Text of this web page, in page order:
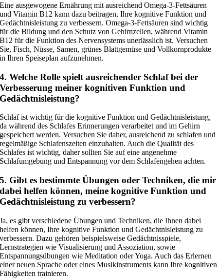
Eine ausgewogene Ernährung mit ausreichend Omega-3-Fettsäuren
und Vitamin B12 kann dazu beitragen, Ihre kognitive Funktion und
Gedächtnisleistung zu verbessern. Omega-3-Fettsäuren sind wichtig
für die Bildung und den Schutz von Gehirnzellen, während Vitamin
B12 für die Funktion des Nervensystems unerlässlich ist. Versuchen
Sie, Fisch, Nüsse, Samen, grünes Blattgemüse und Vollkornprodukte
in Ihren Speiseplan aufzunehmen.
4. Welche Rolle spielt ausreichender Schlaf bei der
Verbesserung meiner kognitiven Funktion und
Gedächtnisleistung?
Schlaf ist wichtig für die kognitive Funktion und Gedächtnisleistung,
da während des Schlafes Erinnerungen verarbeitet und im Gehirn
gespeichert werden. Versuchen Sie daher, ausreichend zu schlafen und
regelmäßige Schlafenszeiten einzuhalten. Auch die Qualität des
Schlafes ist wichtig, daher sollten Sie auf eine angenehme
Schlafumgebung und Entspannung vor dem Schlafengehen achten.
5. Gibt es bestimmte Übungen oder Techniken, die mir
dabei helfen können, meine kognitive Funktion und
Gedächtnisleistung zu verbessern?
Ja, es gibt verschiedene Übungen und Techniken, die Ihnen dabei
helfen können, Ihre kognitive Funktion und Gedächtnisleistung zu
verbessern. Dazu gehören beispielsweise Gedächtnisspiele,
Lernstrategien wie Visualisierung und Assoziation, sowie
Entspannungsübungen wie Meditation oder Yoga. Auch das Erlernen
einer neuen Sprache oder eines Musikinstruments kann Ihre kognitiven
Fähigkeiten trainieren.